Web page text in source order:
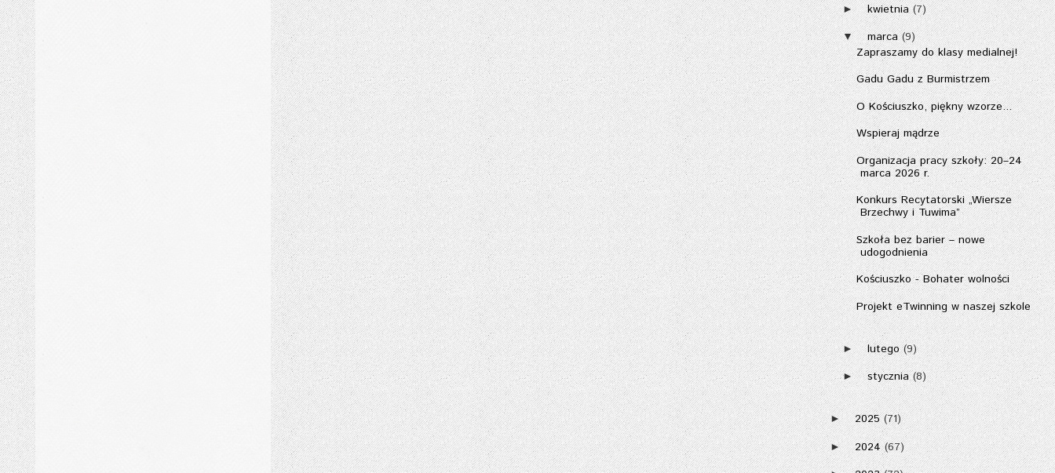
► kwietnia (7)
▼ marca (9)
Zapraszamy do klasy medialnej!
Gadu Gadu z Burmistrzem
O Kościuszko, piękny wzorze...
Wspieraj mądrze
Organizacja pracy szkoły: 20–24
marca 2026 r.
Konkurs Recytatorski „Wiersze
Brzechwy i Tuwima”
Szkoła bez barier – nowe
udogodnienia
Kościuszko - Bohater wolności
Projekt eTwinning w naszej szkole
► lutego (9)
► stycznia (8)
► 2025 (71)
► 2024 (67)